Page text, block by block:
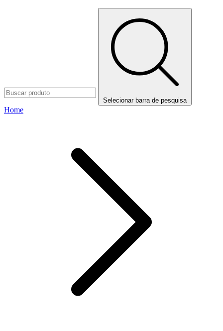
Selecionar barra de pesquisa
Home